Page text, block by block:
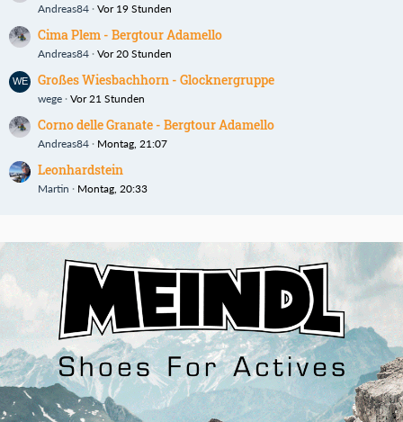
Andreas84 Vor 19 Stunden
Cima Plem - Bergtour Adamello
Andreas84 Vor 20 Stunden
Großes Wiesbachhorn - Glocknergruppe
wege Vor 21 Stunden
Corno delle Granate - Bergtour Adamello
Andreas84 Montag, 21:07
Leonhardstein
Martin Montag, 20:33